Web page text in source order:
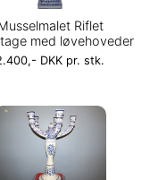
Riflet
med løvehoveder
DKK pr. stk.